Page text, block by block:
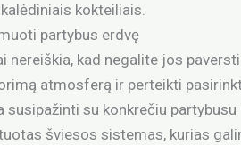
kokteiliais.
partybus erdvę
nereiškia, kad negalite jos
atmosferą ir perteikti
susipažinti su konkrečiu
šviesos sistemas, kurias